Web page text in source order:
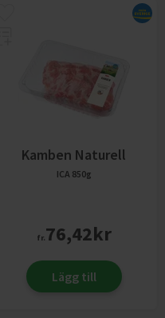
Kamben Naturell
ICA 850g
fr.76,42kr
Lägg till